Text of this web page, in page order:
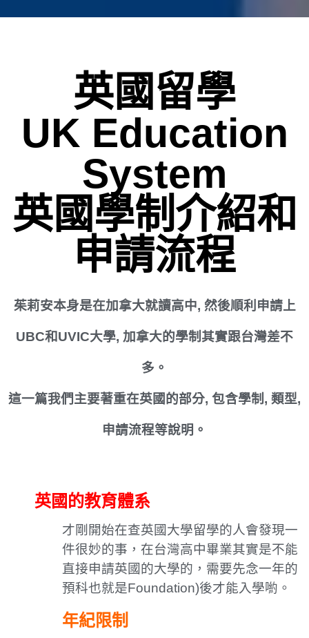
英國留學
UK Education
System
英國學制介紹和
申請流程
茱莉安本身是在加拿大就讀高中, 然後順利申請上
UBC和UVIC大學, 加拿大的學制其實跟台灣差不
多。
這一篇我們主要著重在英國的部分, 包含學制, 類型,
申請流程等說明。
英國的教育體系
才剛開始在查英國大學留學的人會發現一
件很妙的事，在台灣高中畢業其實是不能
直接申請英國的大學的，需要先念一年的
預科也就是Foundation)後才能入學喲。
年紀限制